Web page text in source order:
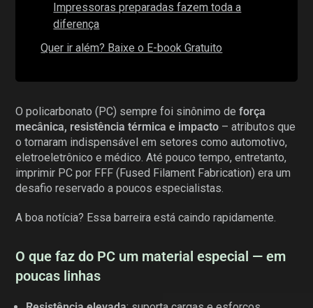
Impressoras preparadas fazem toda a
diferença
Quer ir além? Baixe o E-book Gratuito
O policarbonato (PC) sempre foi sinônimo deforça
mecânica, resistência térmica e impacto – atributos que
o tornaram indispensável em setores como automotivo,
eletroeletrônico e médico. Até pouco tempo, entretanto,
imprimir PC por FFF (Fused Filament Fabrication) era um
desafio reservado a poucos especialistas.
A boa notícia? Essa barreira está caindo rapidamente.
O que faz do PC um material especial — em
poucas linhas